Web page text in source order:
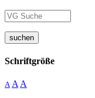
suchen
Schriftgröße
A A A